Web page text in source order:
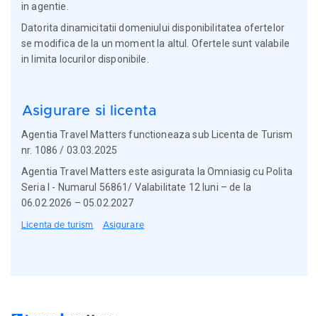
in agentie.
Datorita dinamicitatii domeniului disponibilitatea ofertelor
se modifica de la un moment la altul. Ofertele sunt valabile
in limita locurilor disponibile.
Asigurare si licenta
Agentia Travel Matters functioneaza sub Licenta de Turism
nr. 1086 / 03.03.2025
Agentia Travel Matters este asigurata la Omniasig cu Polita
Seria I - Numarul 56861/ Valabilitate 12 luni – de la
06.02.2026 – 05.02.2027
Licenta de turism Asigurare